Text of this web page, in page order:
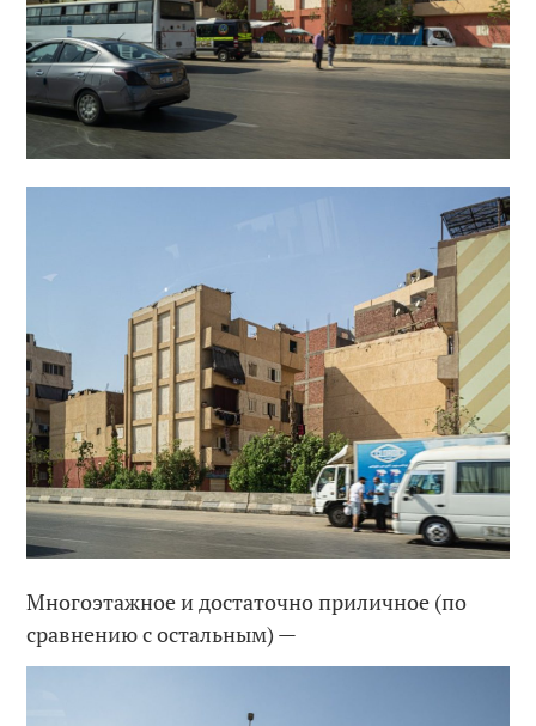
Многоэтажное и достаточно приличное (по
сравнению с остальным) —